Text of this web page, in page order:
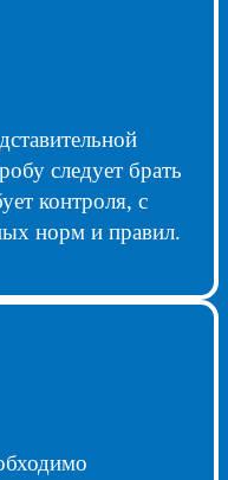
следует брать
контроля, с
норм и правил.